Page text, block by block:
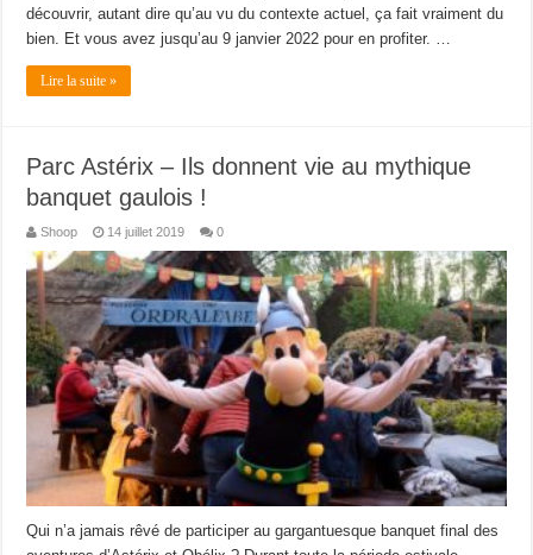
découvrir, autant dire qu’au vu du contexte actuel, ça fait vraiment du
bien. Et vous avez jusqu’au 9 janvier 2022 pour en profiter. …
Lire la suite »
Parc Astérix – Ils donnent vie au mythique
banquet gaulois !
Shoop 14 juillet 2019 0
Qui n’a jamais rêvé de participer au gargantuesque banquet final des